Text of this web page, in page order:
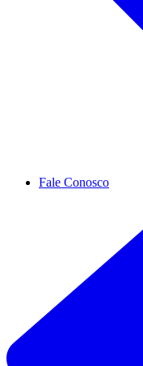
Fale Conosco